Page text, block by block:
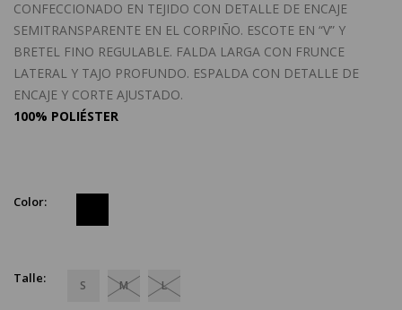
CONFECCIONADO EN TEJIDO CON DETALLE DE ENCAJE
SEMITRANSPARENTE EN EL CORPIÑO. ESCOTE EN “V” Y
BRETEL FINO REGULABLE. FALDA LARGA CON FRUNCE
LATERAL Y TAJO PROFUNDO. ESPALDA CON DETALLE DE
ENCAJE Y CORTE AJUSTADO.
100% POLIÉSTER
Color:
Talle: S M L